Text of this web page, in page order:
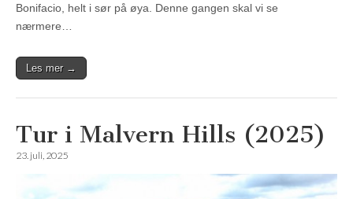
Bonifacio, helt i sør på øya. Denne gangen skal vi se
nærmere…
Les mer →
Tur i Malvern Hills (2025)
23. juli, 2025